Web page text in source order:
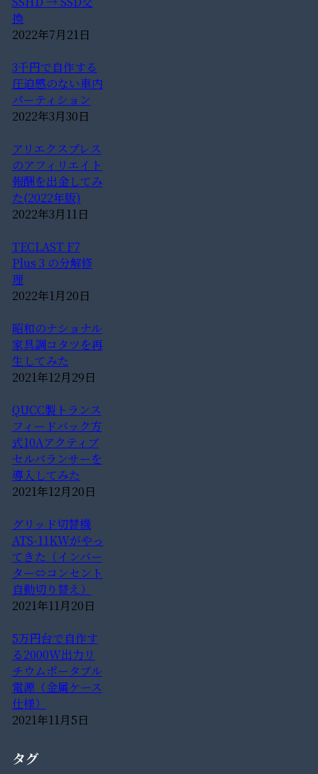
換
2022年7月21日
3千円で自作する
圧迫感のない車内
パーティション
2022年3月30日
アリエクスプレス
のアフィリエイト
報酬を出金してみ
た(2022年版)
2022年3月11日
TECLAST F7
Plus 3 の分解修
理
2022年1月20日
昭和のナショナル
家具調コタツを再
生してみた
2021年12月29日
QUCC製トランス
フィードバック方
式10Aアクティブ
セルバランサーを
導入してみた
2021年12月20日
グリッド切替機
ATS-11KWがやっ
てきた（インバー
ター⇔コンセント
自動切り替え）
2021年11月20日
5万円台で自作す
る2000W出力リ
チウムポータブル
電源（金属ケース
仕様）
2021年11月5日
タグ